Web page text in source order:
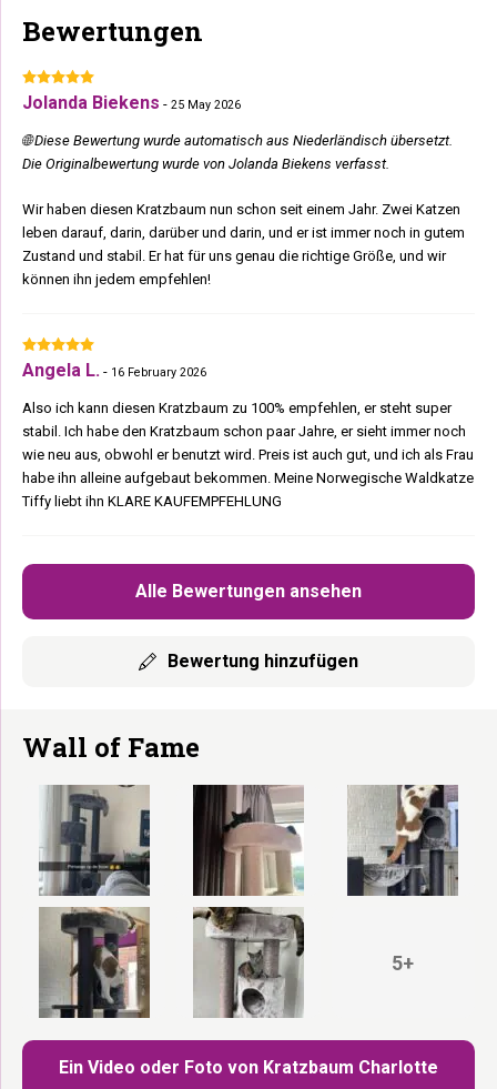
Bewertungen
Alle Bewertungen ansehen
Bewertung hinzufügen
Jolanda Biekens - 25 May 2026
🌐 Diese Bewertung wurde automatisch aus Niederländisch übersetzt.
Die Originalbewertung wurde von Jolanda Biekens verfasst.
Wir haben diesen Kratzbaum nun schon seit einem Jahr. Zwei Katzen
leben darauf, darin, darüber und darin, und er ist immer noch in gutem
Zustand und stabil. Er hat für uns genau die richtige Größe, und wir
können ihn jedem empfehlen!
Angela L. - 16 February 2026
Also ich kann diesen Kratzbaum zu 100% empfehlen, er steht super
stabil. Ich habe den Kratzbaum schon paar Jahre, er sieht immer noch
wie neu aus, obwohl er benutzt wird. Preis ist auch gut, und ich als Frau
habe ihn alleine aufgebaut bekommen. Meine Norwegische Waldkatze
Tiffy liebt ihn KLARE KAUFEMPFEHLUNG
Wall of Fame
Ein Video oder Foto von Kratzbaum Charlotte
5+